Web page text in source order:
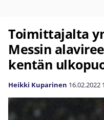
Toimittajalta
Messin
kentän
Heikki Kuparinen 16.02.2022